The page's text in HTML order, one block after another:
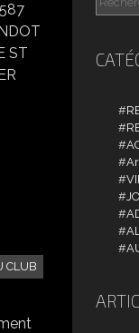
ST
CLUB